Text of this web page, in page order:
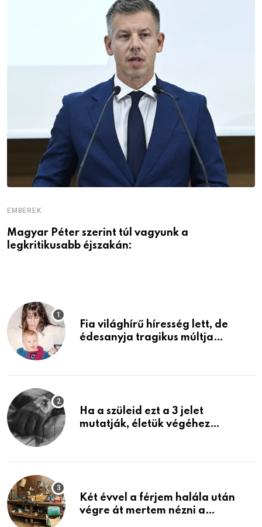
EMBEREK
Magyar Péter szerint túl vagyunk a
legkritikusabb éjszakán:
Fia világhírű híresség lett, de
édesanyja tragikus múltja
Ha a szüleid ezt a 3 jelet
mutatják, életük végéhez
Két évvel a férjem halála után
végre át mertem nézni a